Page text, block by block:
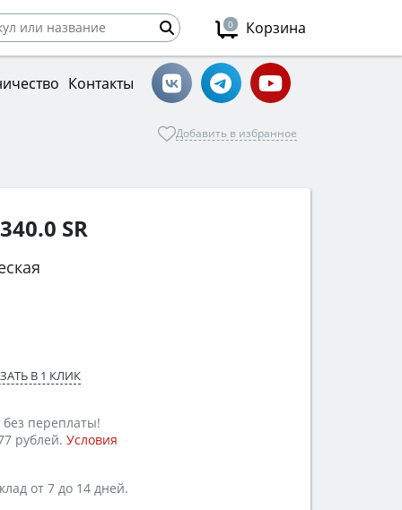
0 Корзина
Контакты
Добавить в избранное
SR
В 1 КЛИК
переплаты!
рублей. Условия
от 7 до 14 дней.